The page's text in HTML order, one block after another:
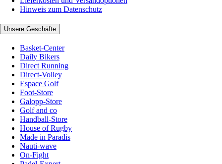
Hinweis zum Datenschutz
Unsere Geschäfte
Basket-Center
Daily Bikers
Direct Running
Direct-Volley
Espace Golf
Foot-Store
Galopp-Store
Golf and co
Handball-Store
House of Rugby
Made in Paradis
Nauti-wave
On-Fight